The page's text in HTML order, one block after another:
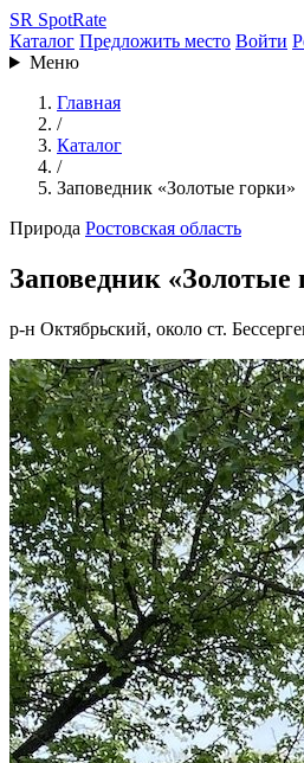
SR SpotRate
Каталог Предложить место Войти
Меню
Главная
/
Каталог
/
Заповедник «Золотые горки»
Природа Ростовская область
Заповедник «Золотые
р-н Октябрьский, около ст.